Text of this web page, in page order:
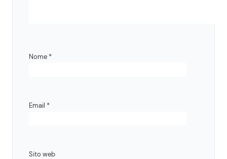
Nome *
Email *
Sito web